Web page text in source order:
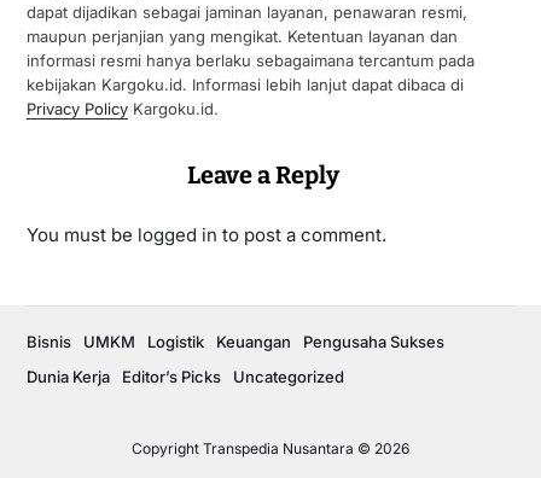
dapat dijadikan sebagai jaminan layanan, penawaran resmi,
maupun perjanjian yang mengikat. Ketentuan layanan dan
informasi resmi hanya berlaku sebagaimana tercantum pada
kebijakan Kargoku.id. Informasi lebih lanjut dapat dibaca di
Privacy PolicyKargoku.id.
Leave a Reply
You must be logged in to post a comment.
Copyright Transpedia Nusantara © 2026
Bisnis UMKM Logistik Keuangan
Pengusaha Sukses
Dunia Kerja
Editor’s Picks Uncategorized